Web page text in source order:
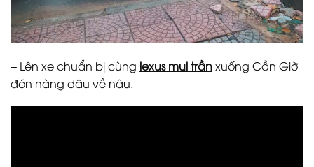
– Lên xe chuẩn bị cùng lexus mui trầnxuống Cần Giờ
đón nàng dâu về nâu.